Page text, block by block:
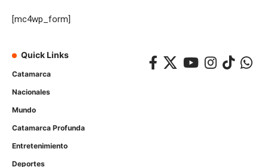
[mc4wp_form]
Quick Links
Catamarca
Nacionales
Mundo
Catamarca Profunda
Entretenimiento
Deportes